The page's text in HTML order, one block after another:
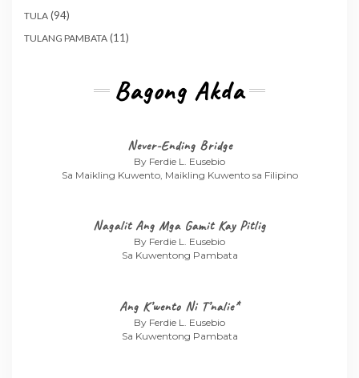
TULA (94)
TULANG PAMBATA (11)
Bagong Akda
Never-Ending Bridge
By Ferdie L. Eusebio
Sa Maikling Kuwento, Maikling Kuwento sa Filipino
Nagalit Ang Mga Gamit Kay Pitlig
By Ferdie L. Eusebio
Sa Kuwentong Pambata
Ang K’wento Ni T’nalie*
By Ferdie L. Eusebio
Sa Kuwentong Pambata